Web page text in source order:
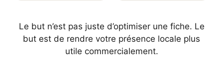
Le but n’est pas juste d’optimiser une fiche. Le
but est de rendre votre présence locale plus
utile commercialement.